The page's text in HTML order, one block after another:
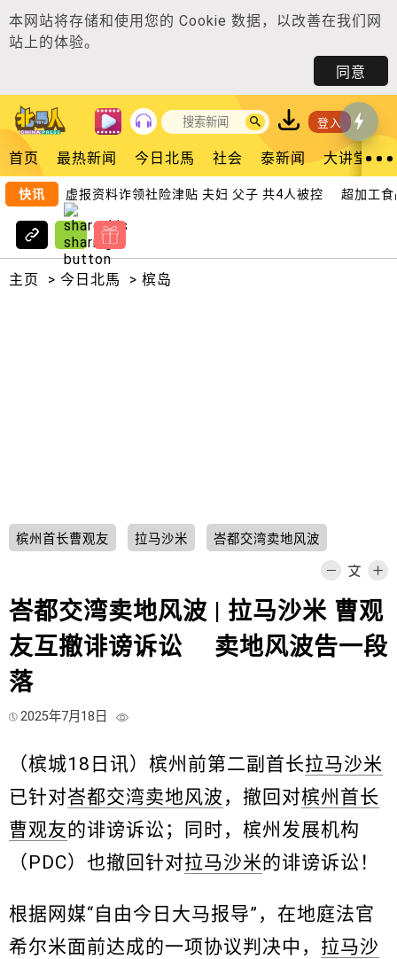
本网站将存储和使用您的 Cookie 数据，以改善在我们网
站上的体验。
同意
登入
首页 最热新闻 今日北馬 社会 泰新闻 大讲堂
快讯 虚报资料诈领社险津贴 夫妇 父子 共4人被控 超加工食
主页 > 今日北馬 > 槟岛
槟州首长曹观友 拉马沙米 峇都交湾卖地风波
峇都交湾卖地风波 | 拉马沙米 曹观
友互撤诽谤诉讼 卖地风波告一段
落
2025年7月18日
（槟城18日讯）槟州前第二副首长拉马沙米
已针对峇都交湾卖地风波 ，撤回对槟州首长
曹观友的诽谤诉讼；同时，槟州发展机构
（PDC）也撤回针对拉马沙米的诽谤诉讼！
根据网媒“自由今日大马报导”，在地庭法官
希尔米面前达成的一项协议判决中， 拉马沙